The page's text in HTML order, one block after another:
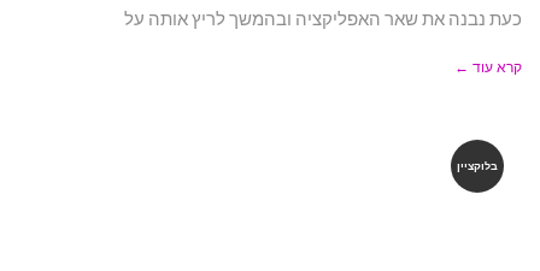
כעת נבנה את שאר האפליקציה ובהמשך לריץ אותה על
קרא עוד ←
בלוקציין